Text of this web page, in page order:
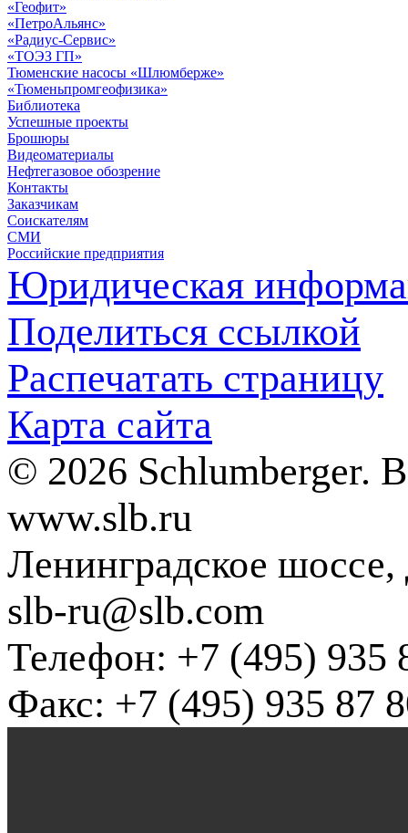
«Геофит»
«ПетроАльянс»
«Радиус-Сервис»
«ТОЭЗ ГП»
Тюменские насосы «Шлюмберже»
«Тюменьпромгеофизика»
Библиотека
Успешные проекты
Брошюры
Видеоматериалы
Нефтегазовое обозрение
Контакты
Заказчикам
Соискателям
СМИ
Российские предприятия
Юридическая
Поделиться ссылкой
Распечатать страницу
Карта сайта
© 2026 Schlumberger.
www.slb.ru
Ленинградское
slb-ru@slb.com
Телефон: +7 (495) 935
Факс: +7 (495) 935 87